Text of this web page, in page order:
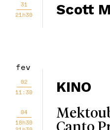
31
21h30
Scott
fev
02
11:30
KINO
04
18h30